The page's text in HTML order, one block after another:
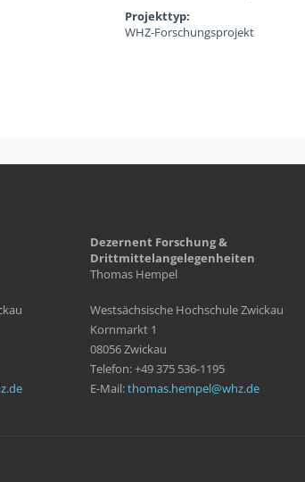
Projekttyp:
WHZ-Forschungsprojekt
de
Dezernent Forschung &
Drittmittelangelegenheiten
Thomas Hempel
Westsächsische Hochschule Zwickau
Kornmarkt 1
08056 Zwickau
Telefon: +49 375 536-1195
E-Mail:thomas.hempel whzde